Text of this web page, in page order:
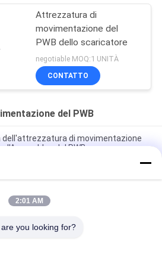
Attrezzatura di
movimentazione del
PWB dello scaricatore
negotiable MOQ:1 UNITÀ
CONTATTO
del PWB
dell'attrezzatura di movimentazione
l'Assemblea del PWB
dello scaricatore della rivista del
di Omron
del PWB di SMT dell'attrezzatura di
2:01 AM
you looking for?